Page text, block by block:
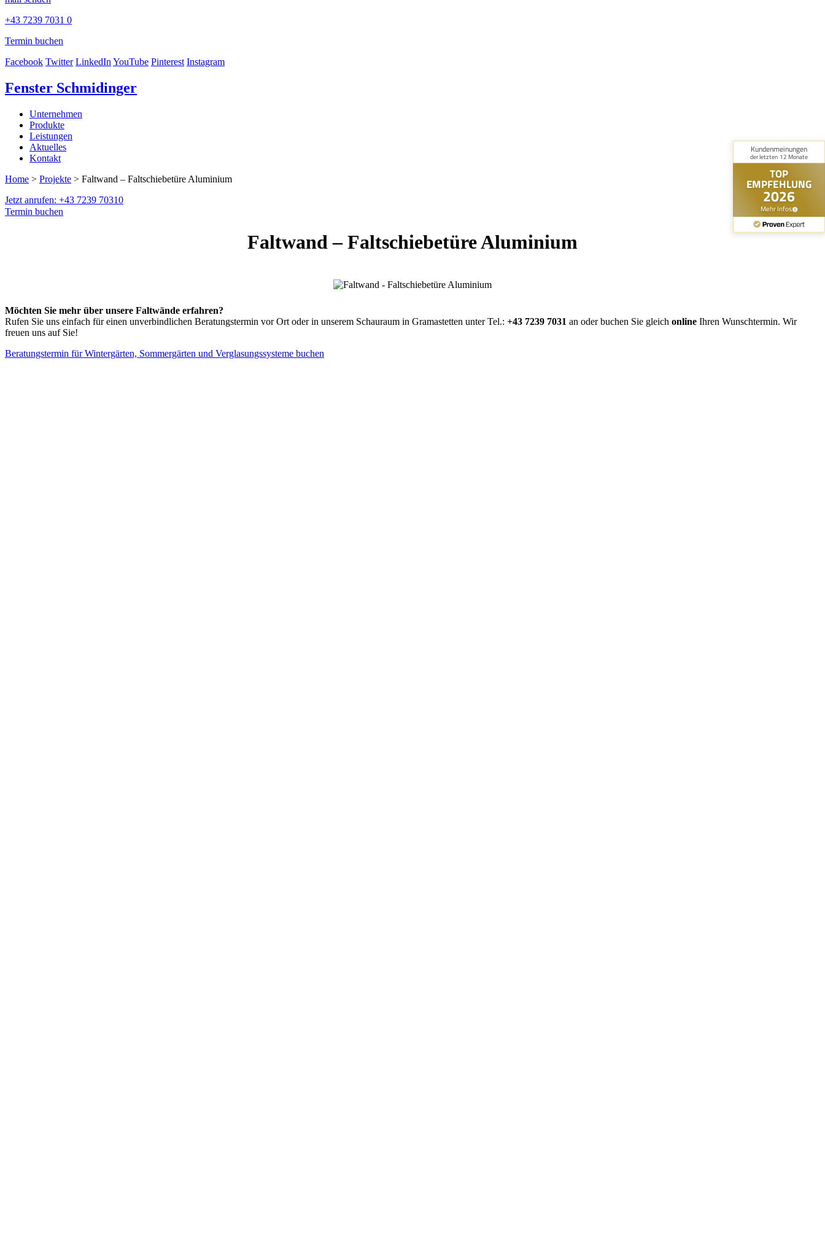
+43 7239 7031 0
Termin buchen
Facebook Twitter LinkedInYouTube Pinterest Instagram
Fenster Schmidinger
Unternehmen
Produkte
Leistungen
Aktuelles
Kontakt
Home > Projekte > Faltwand – Faltschiebetüre Aluminium
Jetzt anrufen: +43 7239 70310
Termin buchen
Faltwand – Faltschiebetüre Aluminium
Möchten Sie mehr über unsere Faltwände erfahren?
Rufen Sie uns einfach für einen unverbindlichen Beratungstermin vor Ort oder in unserem Schauraum in Gramastetten unter Tel.: +43 7239 7031 an oder buchen Sie gleich online Ihren Wunschtermin. Wir
freuen uns auf Sie!
Beratungstermin für Wintergärten, Sommergärten und Verglasungssysteme buchen